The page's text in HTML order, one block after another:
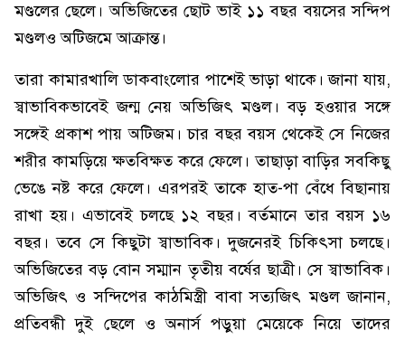
মণ্ডলের ছেলে। অভিজিতের ছোট ভাই ১১ বছর বয়সের সন্দিপ
মণ্ডলও অটিজমে আক্রান্ত।
তারা কামারখালি ডাকবাংলোর পাশেই ভাড়া থাকে। জানা যায়,
স্বাভাবিকভাবেই জন্ম নেয় অভিজিৎ মণ্ডল। বড় হওয়ার সঙ্গে
সঙ্গেই প্রকাশ পায় অটিজম। চার বছর বয়স থেকেই সে নিজের
শরীর কামড়িয়ে ক্ষতবিক্ষত করে ফেলে। তাছাড়া বাড়ির সবকিছু
ভেঙে নষ্ট করে ফেলে। এরপরই তাকে হাত-পা বেঁধে বিছানায়
রাখা হয়। এভাবেই চলছে ১২ বছর। বর্তমানে তার বয়স ১৬
বছর। তবে সে কিছুটা স্বাভাবিক। দুজনেরই চিকিৎসা চলছে।
অভিজিতের বড় বোন সম্মান তৃতীয় বর্ষের ছাত্রী। সে স্বাভাবিক।
অভিজিৎ ও সন্দিপের কাঠমিস্ত্রী বাবা সত্যজিৎ মণ্ডল জানান,
প্রতিবন্ধী দুই ছেলে ও অনার্স পড়ুয়া মেয়েকে নিয়ে তাদের